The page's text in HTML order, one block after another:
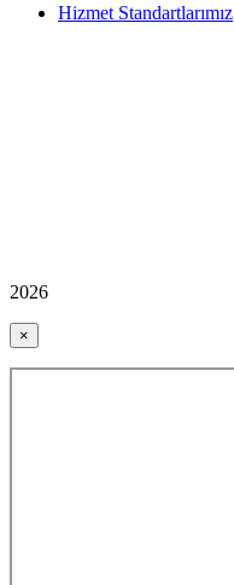
Hizmet Standartlarımız
2026
×